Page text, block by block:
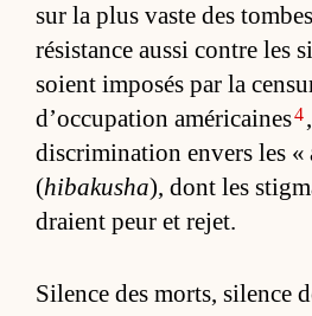
sur la plus vaste des
ré­sis­tance aussi contre les
soient im­po­sés par la
d’oc­cu­pa­tion amé­ri­caines4
dis­cri­mi­na­tion en­vers les «
(hibakusha), dont les
draient peur et rejet.
Silence des morts, silence